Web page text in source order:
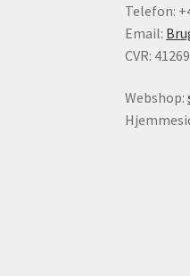
Telefon:
Email:
CVR:
Webshop: